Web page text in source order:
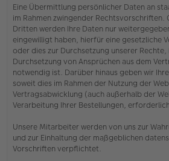
Eine Übermittlung persönlicher Daten an
im Rahmen zwingender
Dritten werden Ihre Daten nur
eingewilligt haben, hierfür eine gesetzliche
oder dies zur Durchsetzung unserer
Durchsetzung von Ansprüchen aus dem
notwendig ist. Darüber hinaus geben wir
soweit dies im Rahmen der Nutzung der
Vertragsabwicklung (auch außerhalb der
Verarbeitung Ihrer Bestellungen,
Unsere Mitarbeiter werden von uns zur
und zur Einhaltung der maßgeblichen
Vorschriften verpflichtet.